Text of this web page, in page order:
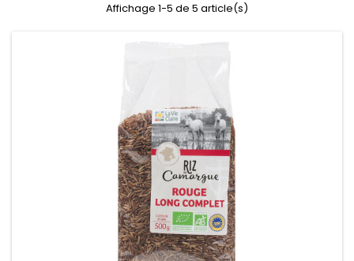
Affichage 1-5 de 5 article(s)